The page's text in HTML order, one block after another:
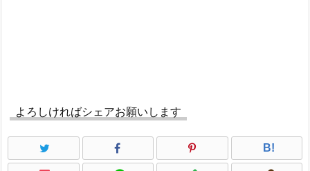
よろしければシェアお願いします
B!